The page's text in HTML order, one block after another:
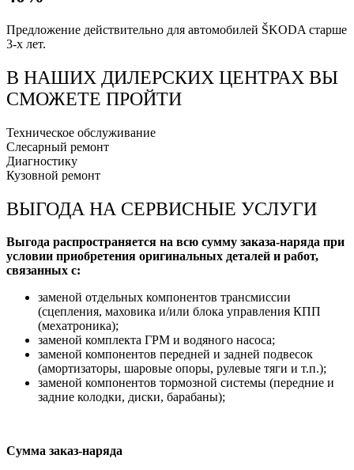
Предложение действительно для автомобилей ŠKODA старше
3-х лет.
В НАШИХ ДИЛЕРСКИХ ЦЕНТРАХ ВЫ
СМОЖЕТЕ ПРОЙТИ
Техническое обслуживание
Слесарный ремонт
Диагностику
Кузовной ремонт
ВЫГОДА НА СЕРВИСНЫЕ УСЛУГИ
Выгода распространяется на всю сумму заказа-наряда при
условии приобретения оригинальных деталей и работ,
связанных с:
заменой отдельных компонентов трансмиссии
(сцепления, маховика и/или блока управления КПП
(мехатроника);
заменой комплекта ГРМ и водяного насоса;
заменой компонентов передней и задней подвесок
(амортизаторы, шаровые опоры, рулевые тяги и т.п.);
заменой компонентов тормозной системы (передние и
задние колодки, диски, барабаны);
Сумма заказ-наряда